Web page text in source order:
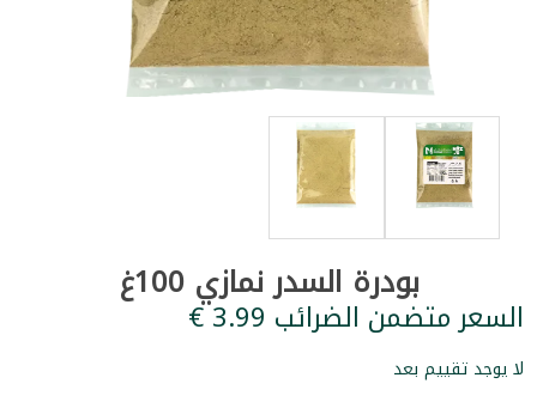
بودرة السدر نمازي 100غ
السعر متضمن الضرائب ‏3.99 €
لا يوجد تقييم بعد